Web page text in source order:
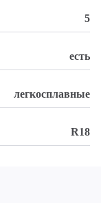
5
есть
легкосплавные
R18